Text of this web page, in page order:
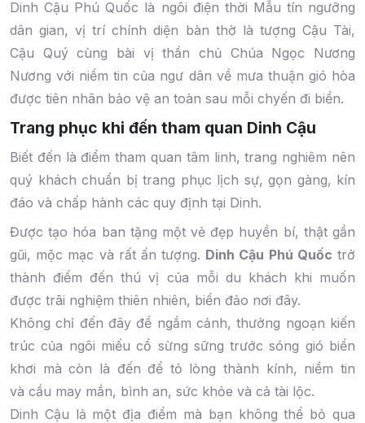
Dinh Cậu Phú Quốc là ngôi điện thời Mẫu tín ngưỡng
dân gian, vị trí chính diện bàn thờ là tượng Cậu Tài,
Cậu Quý cùng bài vị thần chủ Chúa Ngọc Nương
Nương với niềm tin của ngư dân về mưa thuận gió hòa
được tiên nhân bảo vệ an toàn sau mỗi chyến đi biển.
Trang phục khi đến tham quan Dinh Cậu
Biết đến là điểm tham quan tâm linh, trang nghiêm nên
quý khách chuẩn bị trang phục lịch sự, gọn gàng, kín
đáo và chấp hành các quy định tại Dinh.
Được tạo hóa ban tặng một vẻ đẹp huyền bí, thật gần
gũi, mộc mạc và rất ấn tượng. Dinh Cậu Phú Quốc trở
thành điểm đến thú vị của mỗi du khách khi muốn
được trãi nghiệm thiên nhiên, biển đảo nơi đây.
Không chỉ đến đây để ngắm cảnh, thưởng ngoạn kiến
trúc của ngôi miếu cổ sừng sững trước sóng gió biển
khơi mà còn là đến để tỏ lòng thành kính, niềm tin
và cầu may mắn, bình an, sức khỏe và cả tài lộc.
Dinh Cậu lả một địa điểm mà bạn không thể bỏ qua